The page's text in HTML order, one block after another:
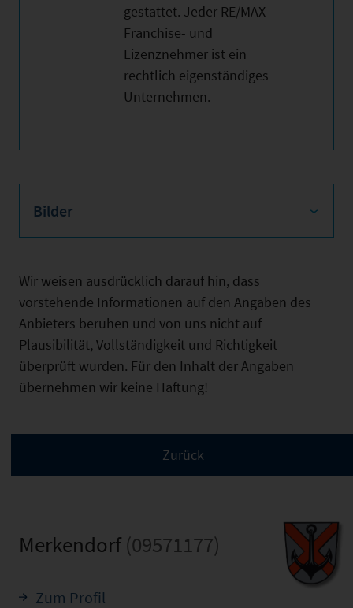
gestattet. Jeder RE/MAX-
Franchise- und
Lizenznehmer ist ein
rechtlich eigenständiges
Unternehmen.
Bilder
Wir weisen ausdrücklich darauf hin, dass
vorstehende Informationen auf den Angaben des
Anbieters beruhen und von uns nicht auf
Plausibilität, Vollständigkeit und Richtigkeit
überprüft wurden. Für den Inhalt der Angaben
übernehmen wir keine Haftung!
Merkendorf (09571177)
Zum Profil